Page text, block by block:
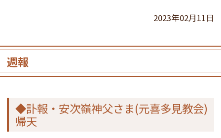
2023年02月11日
週報
◆訃報・安次嶺神父さま(元喜多見教会)
帰天